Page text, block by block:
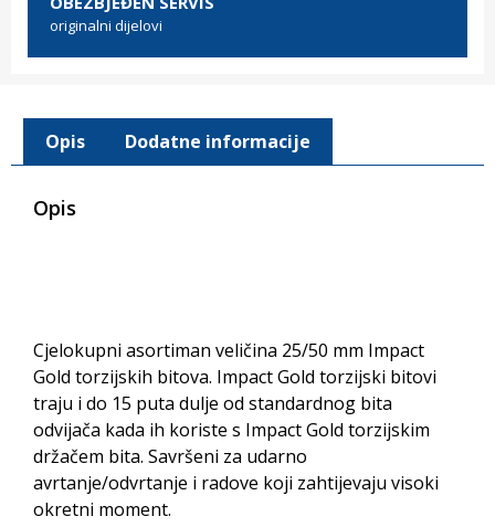
originalni dijelovi
Opis Dodatne informacije
Opis
Cjelokupni asortiman veličina 25/50 mm Impact
Gold torzijskih bitova. Impact Gold torzijski bitovi
traju i do 15 puta dulje od standardnog bita
odvijača kada ih koriste s Impact Gold torzijskim
držačem bita. Savršeni za udarno
avrtanje/odvrtanje i radove koji zahtijevaju visoki
okretni moment.